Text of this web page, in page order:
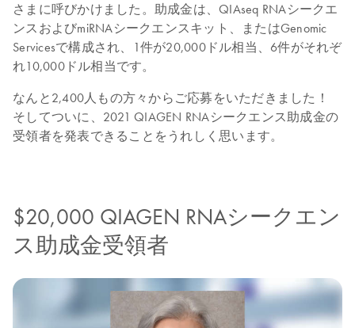
さまに呼びかけました。助成金は、QIAseq RNAシークエ
ンスおよびmiRNAシークエンスキット、またはGenomic
Servicesで構成され、1件が20,000ドル相当、6件がそれぞ
れ10,000ドル相当です。
なんと2,400人もの方々からご応募をいただきました！
そしてついに、2021 QIAGEN RNAシークエンス助成金の
受領者を発表できることをうれしく思います。
$20,000 QIAGEN RNAシークエン
ス助成金受領者